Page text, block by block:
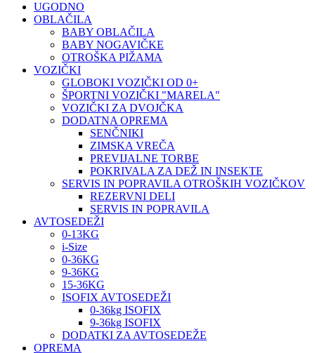
UGODNO
OBLAČILA
BABY OBLAČILA
BABY NOGAVIČKE
OTROŠKA PIŽAMA
VOZIČKI
GLOBOKI VOZIČKI OD 0+
ŠPORTNI VOZIČKI "MARELA"
VOZIČKI ZA DVOJČKA
DODATNA OPREMA
SENČNIKI
ZIMSKA VREČA
PREVIJALNE TORBE
POKRIVALA ZA DEŽ IN INSEKTE
SERVIS IN POPRAVILA OTROŠKIH VOZIČKOV
REZERVNI DELI
SERVIS IN POPRAVILA
AVTOSEDEŽI
0-13KG
i-Size
0-36KG
9-36KG
15-36KG
ISOFIX AVTOSEDEŽI
0-36kg ISOFIX
9-36kg ISOFIX
DODATKI ZA AVTOSEDEŽE
OPREMA